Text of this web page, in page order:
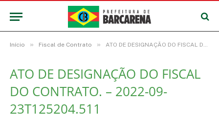
Início » Fiscal de Contrato » ATO DE DESIGNAÇÃO DO FISCAL DO CONTRATO. – 2022-09-23T125204.511
ATO DE DESIGNAÇÃO DO FISCAL
DO CONTRATO. – 2022-09-
23T125204.511